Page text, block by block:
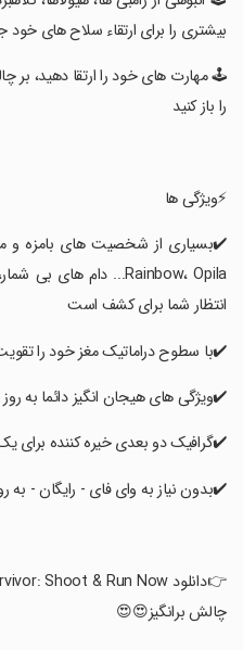
بیشتری را برای ارتقاء سلاح های خود
‏🕹️ مهارت های خود را ارتقا دهید، بر
را باز کنید
‏⚡ویژگی ها
انتظار شما برای کشف است
‏✔️با سطوح دراماتیک مغز خود را
‏✔️ویژگی های هیجان انگیز دائما به
‏✔️گرافیک دو بعدی خیره کننده برای
‏✔️بدون نیاز به وای فای - رایگان - به
چالش برانگیز😍😍